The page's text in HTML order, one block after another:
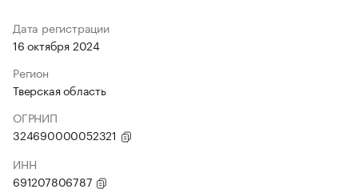
Дата регистрации
16 октября 2024
Регион
Тверская область
ОГРНИП
324690000052321
ИНН
691207806787